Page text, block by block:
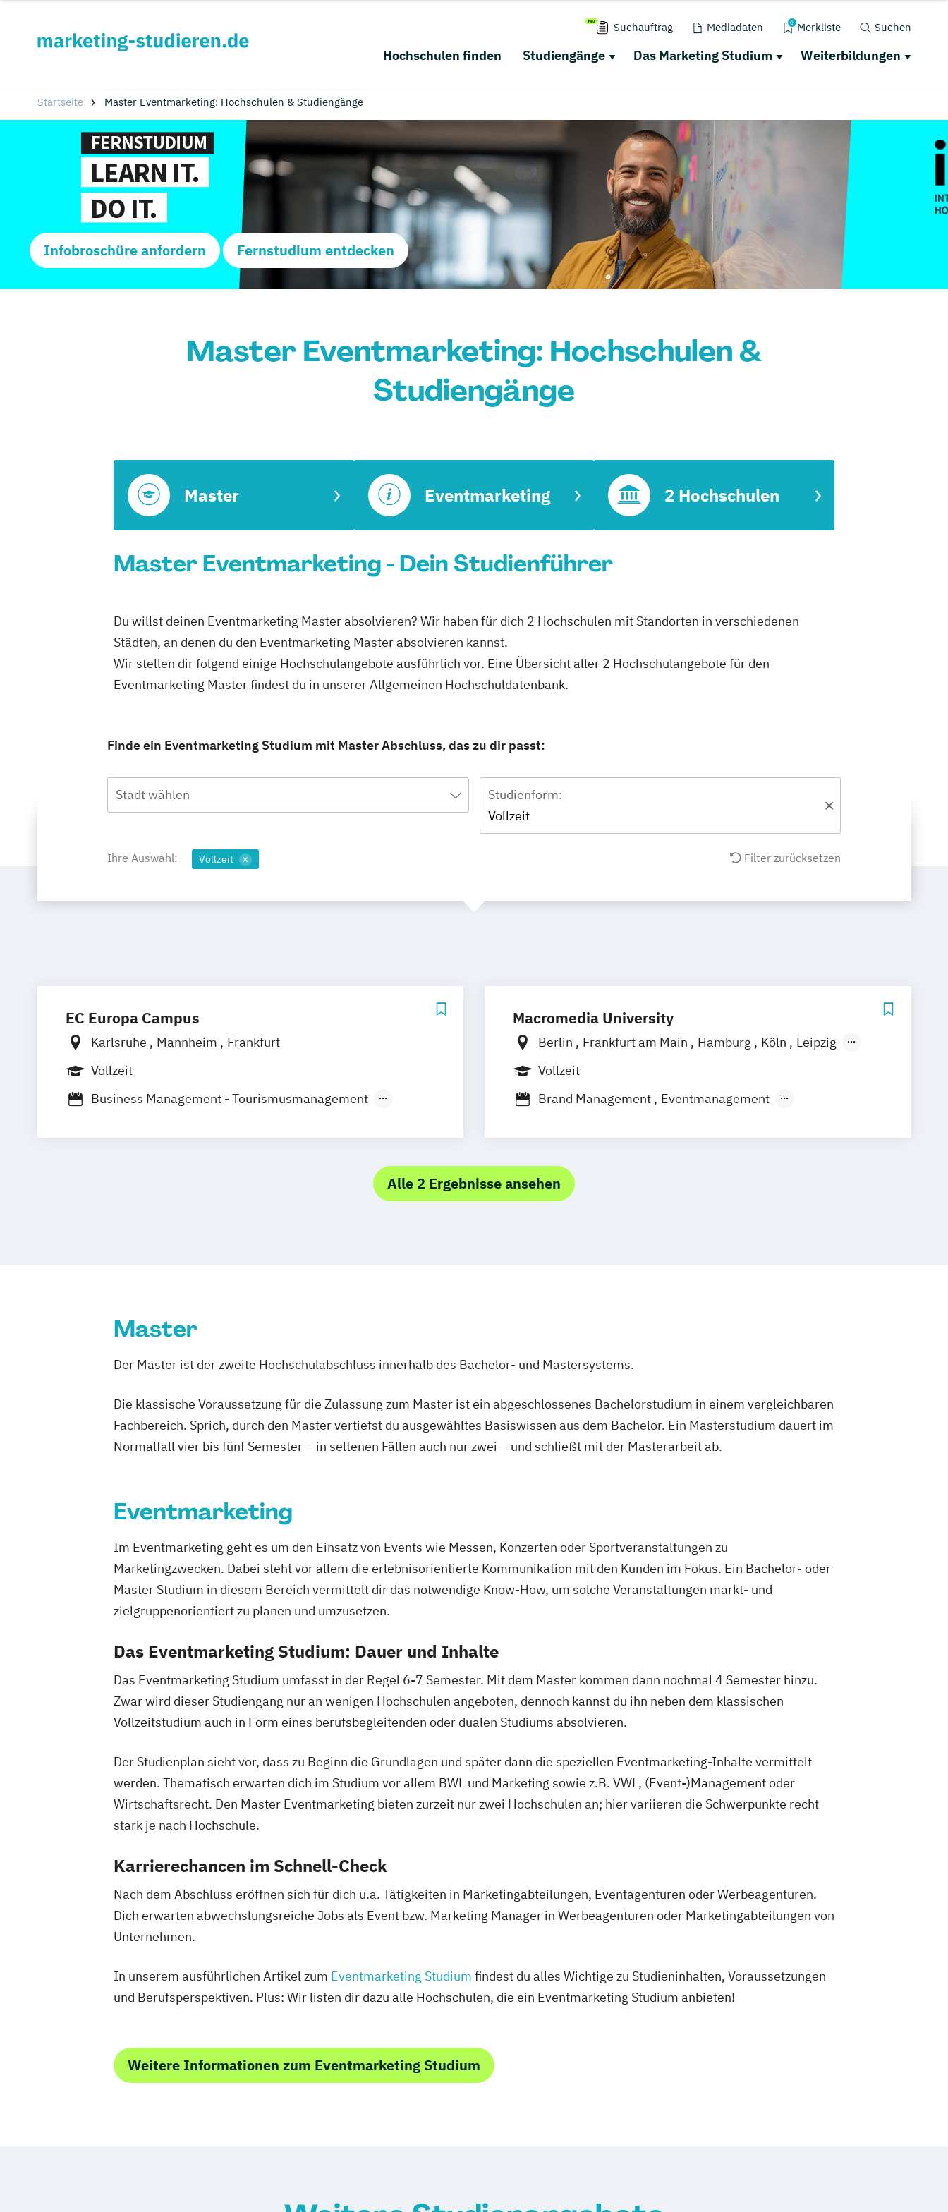
Suchauftrag Mediadaten 0 Merkliste Suchen
Hochschulen finden Studiengänge Das Marketing Studium Weiterbildungen
Startseite Master Eventmarketing: Hochschulen & Studiengänge
Infobroschüre anfordern Fernstudium entdecken
Master Eventmarketing: Hochschulen &
Studiengänge
Master Eventmarketing 2 Hochschulen
Master Eventmarketing - Dein Studienführer
Du willst deinen Eventmarketing Master absolvieren? Wir haben für dich 2 Hochschulen mit Standorten in verschiedenen
Städten, an denen du den Eventmarketing Master absolvieren kannst.
Wir stellen dir folgend einige Hochschulangebote ausführlich vor. Eine Übersicht aller 2 Hochschulangebote für den
Eventmarketing Master findest du in unserer Allgemeinen Hochschuldatenbank.
Finde ein Eventmarketing Studium mit Master Abschluss, das zu dir passt:
Stadt wählen
Studienform:
Vollzeit
Ihre Auswahl: Vollzeit Filter zurücksetzen
EC Europa Campus
Karlsruhe Mannheim
Frankfurt
Vollzeit
Business Management - Tourismusmanagement
Event – Sport – Gesundheit / Marketingmanagement
Kommunikationsmanagement und Medienmanagement
Macromedia University
Berlin Frankfurt am Main Hamburg Köln
Leipzig
München
Vollzeit
Brand Management
Eventmanagement
Medien- und Kommunikationsmanagement
Medien- und Werbepsychologie
Sportmarketing
Alle 2 Ergebnisse ansehen
Master
Der Master ist der zweite Hochschulabschluss innerhalb des Bachelor- und Mastersystems.
Die klassische Voraussetzung für die Zulassung zum Master ist ein abgeschlossenes Bachelorstudium in einem vergleichbaren
Fachbereich. Sprich, durch den Master vertiefst du ausgewähltes Basiswissen aus dem Bachelor. Ein Masterstudium dauert im
Normalfall vier bis fünf Semester – in seltenen Fällen auch nur zwei – und schließt mit der Masterarbeit ab.
Eventmarketing
Im Eventmarketing geht es um den Einsatz von Events wie Messen, Konzerten oder Sportveranstaltungen zu
Marketingzwecken. Dabei steht vor allem die erlebnisorientierte Kommunikation mit den Kunden im Fokus. Ein Bachelor- oder
Master Studium in diesem Bereich vermittelt dir das notwendige Know-How, um solche Veranstaltungen markt- und
zielgruppenorientiert zu planen und umzusetzen.
Das Eventmarketing Studium: Dauer und Inhalte
Das Eventmarketing Studium umfasst in der Regel 6-7 Semester. Mit dem Master kommen dann nochmal 4 Semester hinzu.
Zwar wird dieser Studiengang nur an wenigen Hochschulen angeboten, dennoch kannst du ihn neben dem klassischen
Vollzeitstudium auch in Form eines berufsbegleitenden oder dualen Studiums absolvieren.
Der Studienplan sieht vor, dass zu Beginn die Grundlagen und später dann die speziellen Eventmarketing-Inhalte vermittelt
werden. Thematisch erwarten dich im Studium vor allem BWL und Marketing sowie z.B. VWL, (Event-)Management oder
Wirtschaftsrecht. Den Master Eventmarketing bieten zurzeit nur zwei Hochschulen an; hier variieren die Schwerpunkte recht
stark je nach Hochschule.
Karrierechancen im Schnell-Check
Nach dem Abschluss eröffnen sich für dich u.a. Tätigkeiten in Marketingabteilungen, Eventagenturen oder Werbeagenturen.
Dich erwarten abwechslungsreiche Jobs als Event bzw. Marketing Manager in Werbeagenturen oder Marketingabteilungen von
Unternehmen.
In unserem ausführlichen Artikel zum Eventmarketing Studium findest du alles Wichtige zu Studieninhalten, Voraussetzungen
und Berufsperspektiven. Plus: Wir listen dir dazu alle Hochschulen, die ein Eventmarketing Studium anbieten!
Weitere Informationen zum Eventmarketing Studium